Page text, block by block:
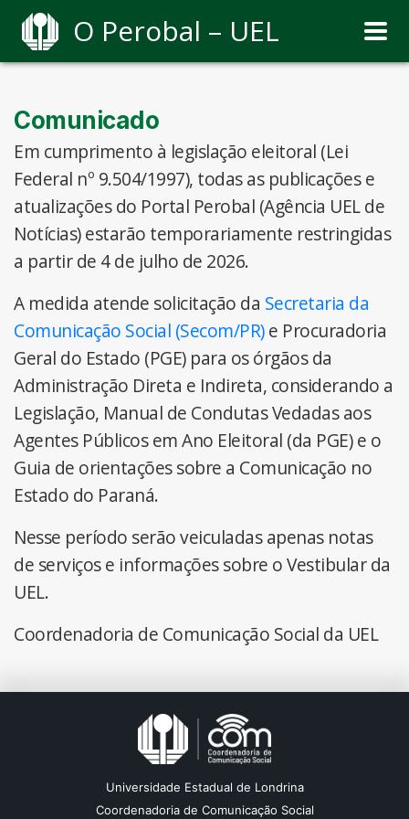
O Perobal – UEL
Comunicado
Em cumprimento à legislação eleitoral (Lei
Federal nº 9.504/1997), todas as publicações e
atualizações do Portal Perobal (Agência UEL de
Notícias) estarão temporariamente restringidas
a partir de 4 de julho de 2026.
A medida atende solicitação da Secretaria da
Comunicação Social (Secom/PR)e Procuradoria
Geral do Estado (PGE) para os órgãos da
Administração Direta e Indireta, considerando a
Legislação, Manual de Condutas Vedadas aos
Agentes Públicos em Ano Eleitoral (da PGE) e o
Guia de orientações sobre a Comunicação no
Estado do Paraná.
Nesse período serão veiculadas apenas notas
de serviços e informações sobre o Vestibular da
UEL.
Coordenadoria de Comunicação Social da UEL
Universidade Estadual de Londrina
Coordenadoria de Comunicação Social